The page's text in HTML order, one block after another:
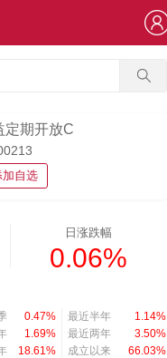
定期开放C
加自选
日涨跌幅
0.06%
0.47% 最近半年
1.14%
1.69% 最近两年
3.50%
18.61% 成立以来 66.03%